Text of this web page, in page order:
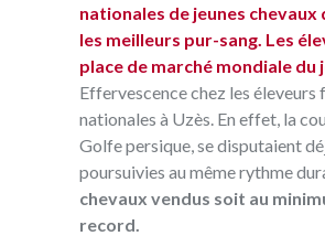
nationales de jeunes
les meilleurs pur-sang. Les
place de marché mondiale du
Effervescence chez les éleveurs
nationales à Uzès. En effet, la
Golfe persique, se disputaient
poursuivies au même rythme
chevaux vendus soit au
record.